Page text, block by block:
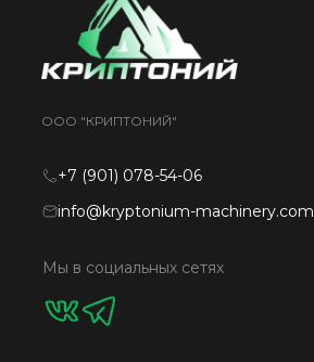
+7 (901) 078-54-06
info@kryptonium-machinery.com
Мы в социальных сетях
ООО "КРИПТОНИЙ"